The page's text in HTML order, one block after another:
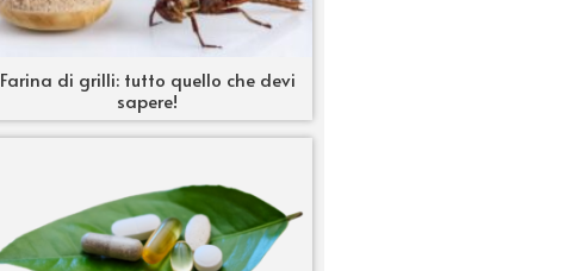
Farina di grilli: tutto quello che devi
sapere!